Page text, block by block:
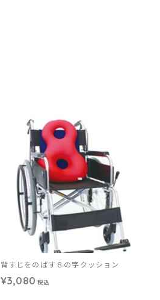
背すじをのばす８の字クッション
¥3,080 税込